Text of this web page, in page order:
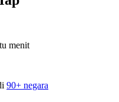
menit
90+ negara